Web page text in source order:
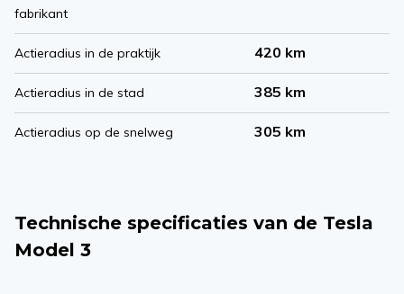
fabrikant
Actieradius in de praktijk 420 km
Actieradius in de stad 385 km
Actieradius op de snelweg 305 km
Technische specificaties van de Tesla
Model 3